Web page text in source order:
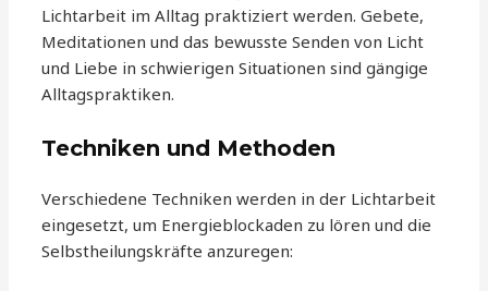
Lichtarbeit im Alltag praktiziert werden. Gebete,
Meditationen und das bewusste Senden von Licht
und Liebe in schwierigen Situationen sind gängige
Alltagspraktiken.
Techniken und Methoden
Verschiedene Techniken werden in der Lichtarbeit
eingesetzt, um Energieblockaden zu lören und die
Selbstheilungskräfte anzuregen: